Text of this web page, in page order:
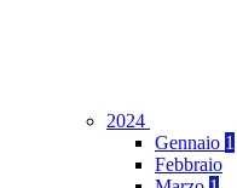
2024
Gennaio 1
Febbraio